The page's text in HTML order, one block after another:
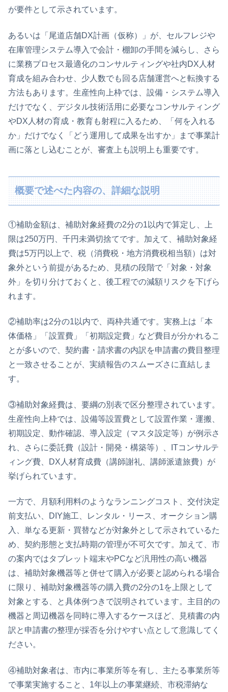
が要件として示されています。
あるいは「尾道店舗DX計画（仮称）」が、セルフレジや
在庫管理システム導入で会計・棚卸の手間を減らし、さら
に業務プロセス最適化のコンサルティングや社内DX人材
育成を組み合わせ、少人数でも回る店舗運営へと転換する
方法もあります。生産性向上枠では、設備・システム導入
だけでなく、デジタル技術活用に必要なコンサルティング
やDX人材の育成・教育も射程に入るため、「何を入れる
か」だけでなく「どう運用して成果を出すか」まで事業計
画に落とし込むことが、審査上も説明上も重要です。
概要で述べた内容の、詳細な説明
①補助金額は、補助対象経費の2分の1以内で算定し、上
限は250万円、千円未満切捨てです。加えて、補助対象経
費は5万円以上で、税（消費税・地方消費税相当額）は対
象外という前提があるため、見積の段階で「対象・対象
外」を切り分けておくと、後工程での減額リスクを下げら
れます。
②補助率は2分の1以内で、両枠共通です。実務上は「本
体価格」「設置費」「初期設定費」など費目が分かれるこ
とが多いので、契約書・請求書の内訳を申請書の費目整理
と一致させることが、実績報告のスムーズさに直結しま
す。
③補助対象経費は、要綱の別表で区分整理されています。
生産性向上枠では、設備等設置費として設置作業・運搬、
初期設定、動作確認、導入設定（マスタ設定等）が例示さ
れ、さらに委託費（設計・開発・構築等）、ITコンサルテ
ィング費、DX人材育成費（講師謝礼、講師派遣旅費）が
挙げられています。
一方で、月額利用料のようなランニングコスト、交付決定
前支払い、DIY施工、レンタル・リース、オークション購
入、単なる更新・買替などが対象外として示されているた
め、契約形態と支払時期の管理が不可欠です。加えて、市
の案内ではタブレット端末やPCなど汎用性の高い機器
は、補助対象機器等と併せて購入が必要と認められる場合
に限り、補助対象機器等の購入費の2分の1を上限として
対象とする、と具体例つきで説明されています。主目的の
機器と周辺機器を同時に導入するケースほど、見積書の内
訳と申請書の整理が採否を分けやすい点として意識してく
ださい。
④補助対象者は、市内に事業所等を有し、主たる事業所等
で事業実施すること、1年以上の事業継続、市税滞納な